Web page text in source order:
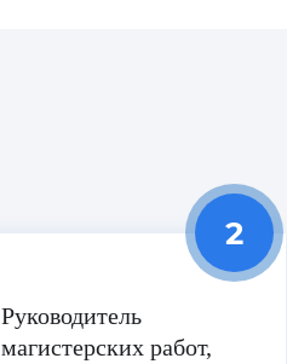
Руководитель
магистерских работ,